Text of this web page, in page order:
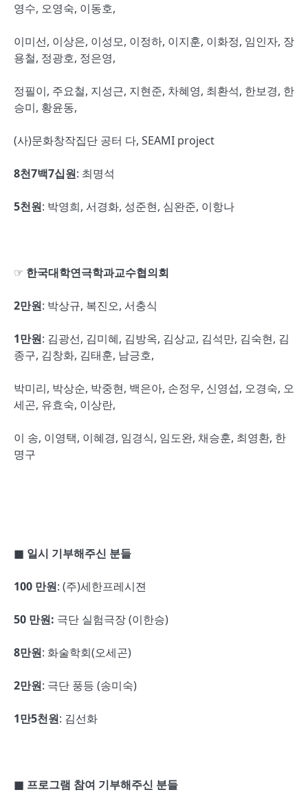
영수, 오영숙, 이동호,
이미선, 이상은, 이성모, 이정하, 이지훈, 이화정, 임인자, 장
용철, 정광호, 정은영,
정필이, 주요철, 지성근, 지현준, 차혜영, 최환석, 한보경, 한
승미, 황윤동,
(사)문화창작집단 공터 다, SEAMI project
8천7백7십원: 최명석
5천원: 박영희, 서경화, 성준현, 심완준, 이항나
☞ 한국대학연극학과교수협의회
2만원: 박상규, 복진오, 서충식
1만원: 김광선, 김미혜, 김방옥, 김상교, 김석만, 김숙현, 김
종구, 김창화, 김태훈, 남긍호,
박미리, 박상순, 박중현, 백은아, 손정우, 신영섭, 오경숙, 오
세곤, 유효숙, 이상란,
이 송, 이영택, 이혜경, 임경식, 임도완, 채승훈, 최영환, 한
명구
■ 일시 기부해주신 분들
100 만원: (주)세한프레시젼
50 만원: 극단 실험극장 (이한승)
8만원: 화술학회(오세곤)
2만원: 극단 풍등 (송미숙)
1만5천원: 김선화
■ 프로그램 참여 기부해주신 분들